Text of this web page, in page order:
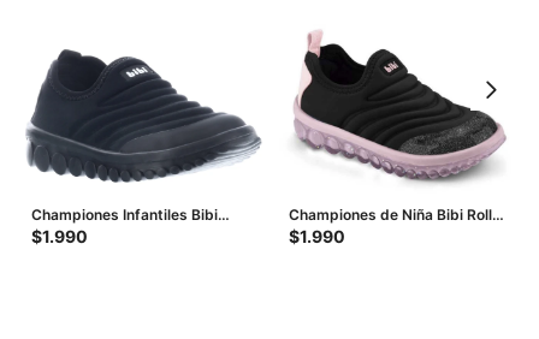
Championes Infantiles Bibi
Roller 2.0 - Negro
$1.990
Championes de Niña Bibi Roller
2.0 - Negro - Rosado
$1.990